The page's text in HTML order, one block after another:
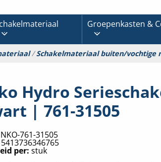
Groepenkasten &
/Schakelmateriaal buiten/vochtige
Hydro
| 761-31505
NKO-761-31505
5413736346765
per: stuk